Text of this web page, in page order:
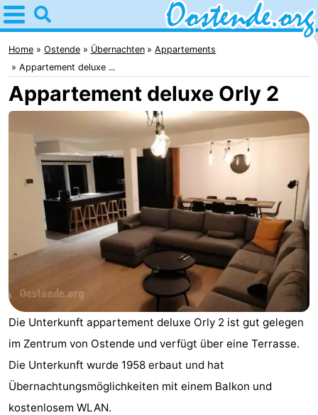
Home
Oostende
Tipps
Für
kindern
Übernachten
Appartements
Campingplätze
Ferienhäuser
Breeduyn
Village
-
Hippodroom
Hotels
Zimmer
Home Ostende Übernachten
Appartements
Appartement deluxe ...
Appartement deluxe Orly 2
Die Unterkunft appartement deluxe Orly 2 ist gut gelegen
im Zentrum von Ostende und verfügt über eine Terrasse.
Die Unterkunft wurde 1958 erbaut und hat
Übernachtungsmöglichkeiten mit einem Balkon und
kostenlosem WLAN.